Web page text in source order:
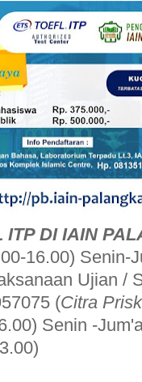
DI IAIN
16.00) Senin-
Ujian /
(Citra
Senin -